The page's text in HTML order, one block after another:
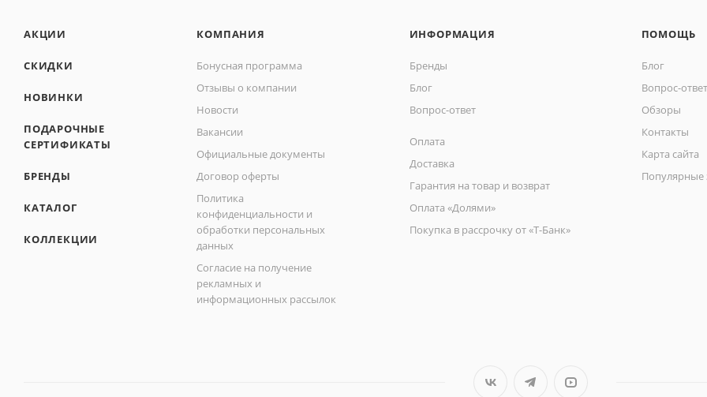
АКЦИИ
СКИДКИ
НОВИНКИ
ПОДАРОЧНЫЕ
СЕРТИФИКАТЫ
БРЕНДЫ
КАТАЛОГ
КОЛЛЕКЦИИ
КОМПАНИЯ
Бонусная программа
Отзывы о компании
Новости
Вакансии
Официальные документы
Договор оферты
Политика
конфиденциальности и
обработки персональных
данных
Согласие на получение
рекламных и
информационных рассылок
ИНФОРМАЦИЯ
Бренды
Блог
Вопрос-ответ
Оплата
Доставка
Гарантия на товар и возврат
Оплата «Долями»
Покупка в рассрочку от «Т-Банк»
ПОМОЩЬ
Блог
Вопрос-ответ
Обзоры
Контакты
Карта сайта
Популярные